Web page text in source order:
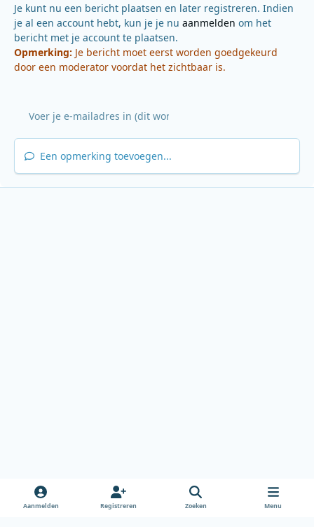
Je kunt nu een bericht plaatsen en later registreren. Indien
je al een account hebt, kun je je nu aanmelden om het
bericht met je account te plaatsen.
Opmerking: Je bericht moet eerst worden goedgekeurd
door een moderator voordat het zichtbaar is.
Een opmerking toevoegen...
Aanmelden Registreren Zoeken Menu